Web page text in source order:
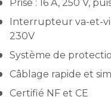
Prise : 16 A, 250 V,
Interrupteur va-et-
230V
Système de
Câblage rapide et
Certifié NF et CE